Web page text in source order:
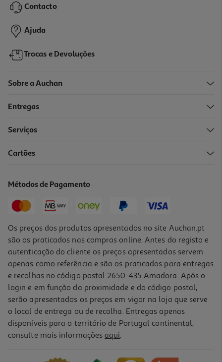
2,39 €
+0,10 € Depósito
Contacto
Ajuda
Trocas e Devoluções
Sobre a Auchan
Entregas
Serviços
Cartões
Métodos de Pagamento
Os preços dos produtos apresentados no site Auchan.pt
são os praticados nas compras online. Antes do registo e
autenticação do cliente os preços apresentados servem
apenas como referência e são os praticados para entregas
e recolhas no código postal 2650-435 Amadora. Após o
login e em função da proximidade e do código postal,
serão apresentados os preços em vigor na loja que serve
o local de entrega ou de recolha. Entregas apenas
disponíveis para o território de Portugal continental,
consulte mais informações aqui.